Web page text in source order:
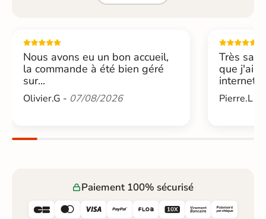
Nous avons eu un bon accueil,
la commande à été bien géré
sur...
Olivier.G - 07/08/2026
Très
que j'ai
internet....
Pierre.L -
Paiement 100% sécurisé
     